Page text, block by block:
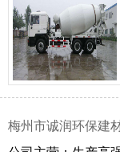
梅州市诚润环保建